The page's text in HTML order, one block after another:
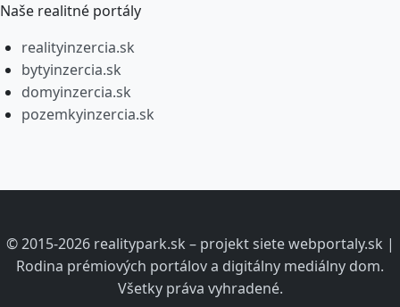
Naše realitné portály
realityinzercia.sk
bytyinzercia.sk
domyinzercia.sk
pozemkyinzercia.sk
© 2015-2026 realitypark.sk – projekt siete webportaly.sk |
Rodina prémiových portálov a digitálny mediálny dom.
Všetky práva vyhradené.